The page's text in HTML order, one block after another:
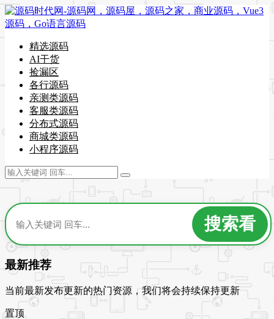
精选源码
AI干货
捡漏区
各行源码
亲测类源码
客服类源码
分布式源码
商城类源码
小程序源码
最新推荐
当前最新发布更新的热门资源，我们将会持续保持更新
置顶